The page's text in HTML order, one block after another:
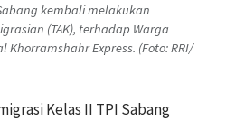
kembali melakukan
(TAK), terhadap Warga
Khorramshahr Express. (Foto: RRI/
Kelas II TPI Sabang